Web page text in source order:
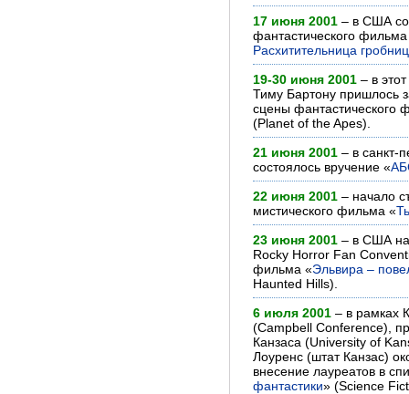
17 июня 2001 – в США
фантастического
Расхитительница гробниц
19-30 июня 2001 – в
Тиму Бартону пришлось
сцены фантастического
(Planet of the Apes).
21 июня 2001 – в санкт-
состоялось вручение «
22 июня 2001 – начало
мистического фильма «
23 июня 2001 – в США на
Rocky Horror Fan
фильма «Эльвира –
Haunted Hills).
6 июля 2001 – в рамках
(Campbell Conference),
Канзаса (University of
Лоуренс (штат Канзас)
внесение лауреатов в
фантастики» (Science